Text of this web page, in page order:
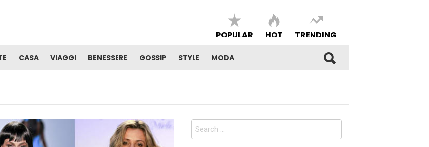
POPULAR HOT TRENDING
CASA VIAGGI BENESSERE GOSSIP STYLE MODA
Search